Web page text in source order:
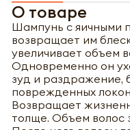
О товаре
Шампунь с яичными
возвращает им
увеличивает объем
Одновременно он
зуд и раздражение,
поврежденных
Возвращает
толще. Объем волос